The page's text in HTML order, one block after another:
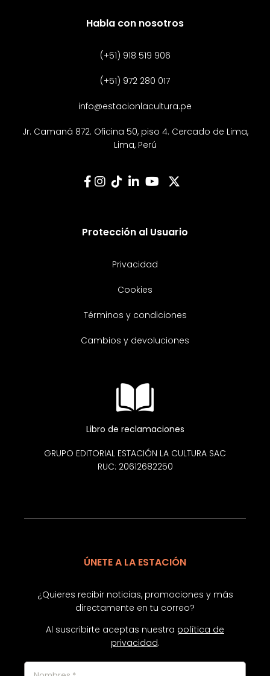
Habla con nosotros
(+51) 918 519 906
(+51) 972 280 017
info@estacionlacultura.pe
Jr. Camaná 872. Oficina 50, piso 4. Cercado de Lima,
Lima, Perú
Protección al Usuario
Privacidad
Cookies
Términos y condiciones
Cambios y devoluciones
Libro de reclamaciones
GRUPO EDITORIAL ESTACIÓN LA CULTURA SAC
RUC: 20612682250
ÚNETE A LA ESTACIÓN
¿Quieres recibir noticias, promociones y más
directamente en tu correo?
Al suscribirte aceptas nuestra política de
privacidad.